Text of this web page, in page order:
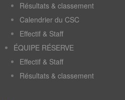
Résultats & classement
Calendrier du CSC
Effectif & Staff
ÉQUIPE RÉSERVE
Effectif & Staff
Résultats & classement